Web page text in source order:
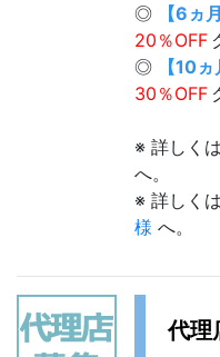
◎
【6ヵ
20％OFF
◎
【10ヵ
30％OFF
※ 詳しくは
へ。
※ 詳しくは
様 へ。
代理